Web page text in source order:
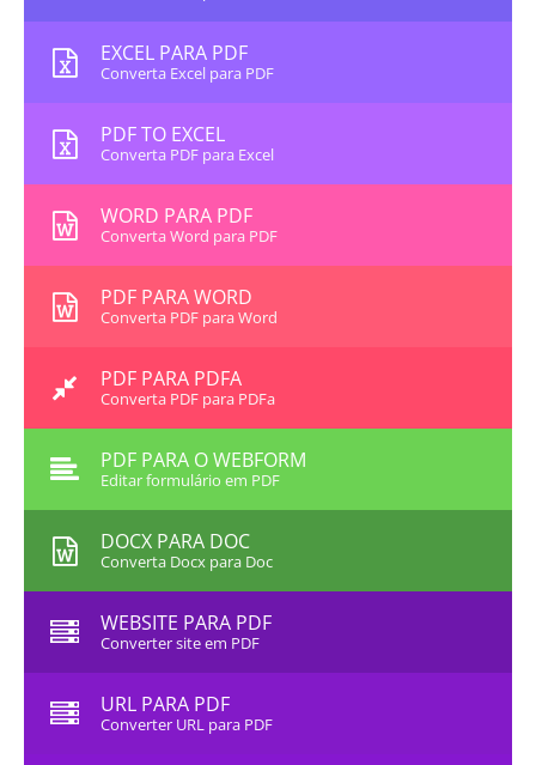
EXCEL PARA PDF
Converta Excel para PDF
PDF TO EXCEL
Converta PDF para Excel
WORD PARA PDF
Converta Word para PDF
PDF PARA WORD
Converta PDF para Word
PDF PARA PDFA
Converta PDF para PDFa
PDF PARA O WEBFORM
Editar formulário em PDF
DOCX PARA DOC
Converta Docx para Doc
WEBSITE PARA PDF
Converter site em PDF
URL PARA PDF
Converter URL para PDF